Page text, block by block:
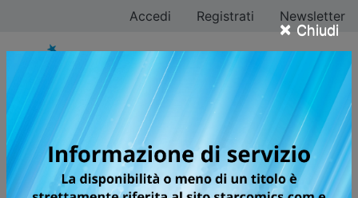
× Chiudi
Accedi Registrati Newsletter
DETECTIVE CONAN
NEW EDITION